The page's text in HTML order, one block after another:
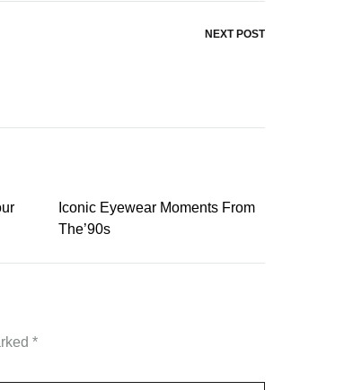
NEXT POST
Iconic Eyewear Moments From
The’90s
*